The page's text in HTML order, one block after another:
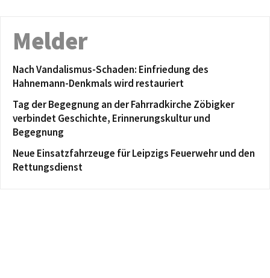
Melder
Nach Vandalismus-Schaden: Einfriedung des
Hahnemann-Denkmals wird restauriert
Tag der Begegnung an der Fahrradkirche Zöbigker
verbindet Geschichte, Erinnerungskultur und
Begegnung
Neue Einsatzfahrzeuge für Leipzigs Feuerwehr und den
Rettungsdienst